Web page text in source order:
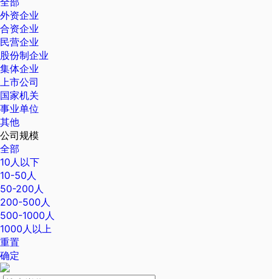
外资企业
合资企业
民营企业
股份制企业
集体企业
上市公司
国家机关
事业单位
其他
公司规模
全部
10人以下
10-50人
50-200人
200-500人
500-1000人
1000人以上
重置
确定